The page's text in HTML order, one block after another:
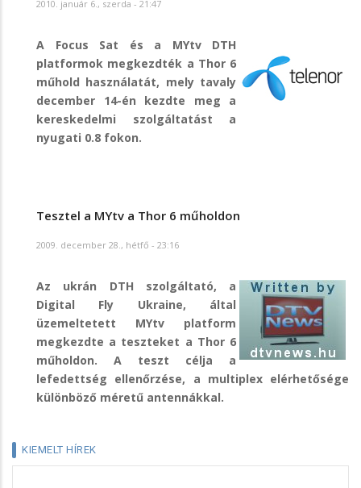
2010. január 6., szerda - 21:47
A Focus Sat és a MYtv DTH
platformok megkezdték a Thor 6
műhold használatát, mely tavaly
december 14-én kezdte meg a
kereskedelmi szolgáltatást a
nyugati 0.8 fokon.
Tesztel a MYtv a Thor 6 műholdon
2009. december 28., hétfő - 23:16
Az ukrán DTH szolgáltató, a
Digital Fly Ukraine, által
üzemeltetett MYtv platform
megkezdte a teszteket a Thor 6
műholdon. A teszt célja a
lefedettség ellenőrzése, a multiplex elérhetősége
különböző méretű antennákkal.
KIEMELT HÍREK